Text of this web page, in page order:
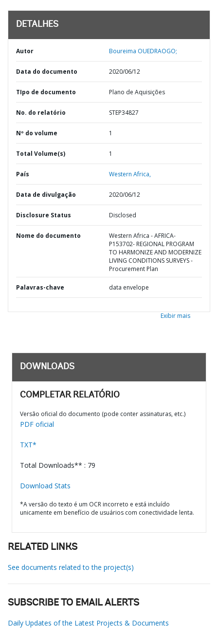
DETALHES
Autor Boureima OUEDRAOGO;
Data do documento 2020/06/12
TIpo de documento Plano de Aquisições
No. do relatório STEP34827
Nº do volume 1
Total Volume(s) 1
País Western Africa,
Data de divulgação 2020/06/12
Disclosure Status Disclosed
Nome do documento
Western Africa - AFRICA-
P153702- REGIONAL PROGRAM
TO HARMONIZE AND MODERNIZE
LIVING CONDITIONS SURVEYS -
Procurement Plan
Palavras-chave data envelope
Exibir mais
DOWNLOADS
COMPLETAR RELATÓRIO
Versão oficial do documento (pode conter assinaturas, etc.)
PDF oficial
TXT*
Total Downloads** : 79
Download Stats
*A versão do texto é um OCR incorreto e está incluído
unicamente em benefício de usuários com conectividade lenta.
RELATED LINKS
See documents related to the project(s)
SUBSCRIBE TO EMAIL ALERTS
Daily Updates of the Latest Projects & Documents